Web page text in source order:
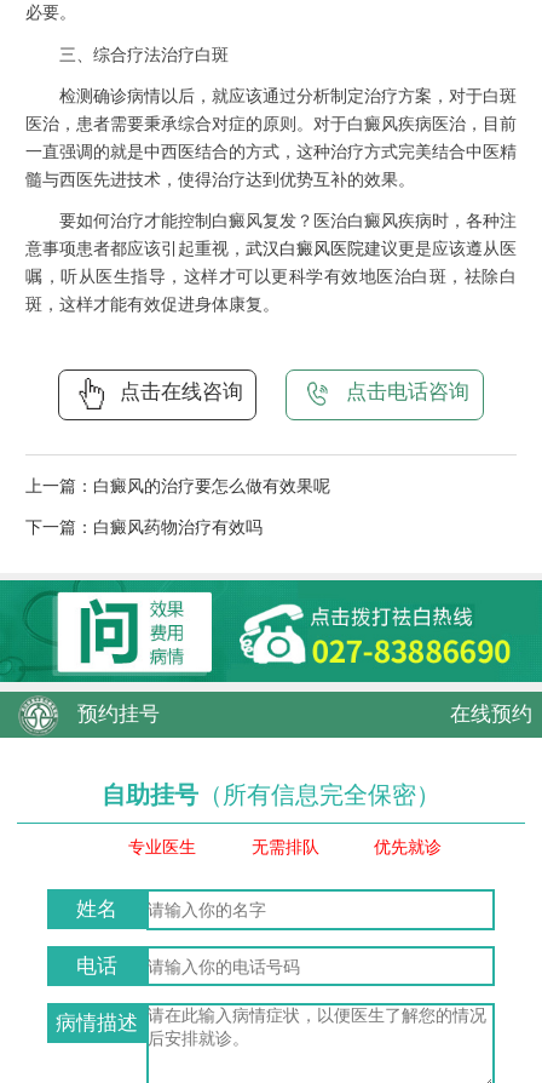
必要。
三、综合疗法治疗白斑
检测确诊病情以后，就应该通过分析制定治疗方案，对于白斑
医治，患者需要秉承综合对症的原则。对于白癜风疾病医治，目前
一直强调的就是中西医结合的方式，这种治疗方式完美结合中医精
髓与西医先进技术，使得治疗达到优势互补的效果。
要如何治疗才能控制白癜风复发 ？医治白癜风疾病时，各种注
意事项患者都应该引起重视， 武汉白癜风医院建议更是应该遵从医
嘱，听从医生指导，这样才可以更科学有效地医治白斑，祛除白
斑，这样才能有效促进身体康复。
点击在线咨询 点击电话咨询
上一篇： 白癜风的治疗要怎么做有效果呢
下一篇： 白癜风药物治疗有效吗
预约挂号 在线预约
自助挂号 （所有信息完全保密）
专业医生 无需排队 优先就诊
姓名
电话
病情描述